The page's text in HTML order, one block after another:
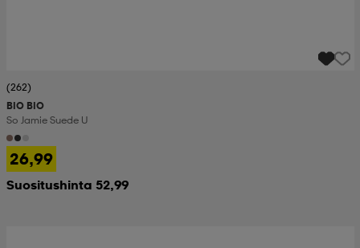
(262)
BIO BIO
So Jamie Suede U
26,99
Suositushinta 52,99